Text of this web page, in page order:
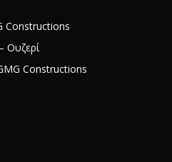
Constructions
Ουζερί
Constructions